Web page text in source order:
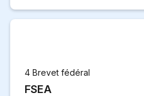
4 Brevet fédéral
FSEA